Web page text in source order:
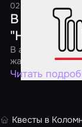
02 апреля 20161
В Москве
"Ночь
В акции
жанре
Читать
Квесты в